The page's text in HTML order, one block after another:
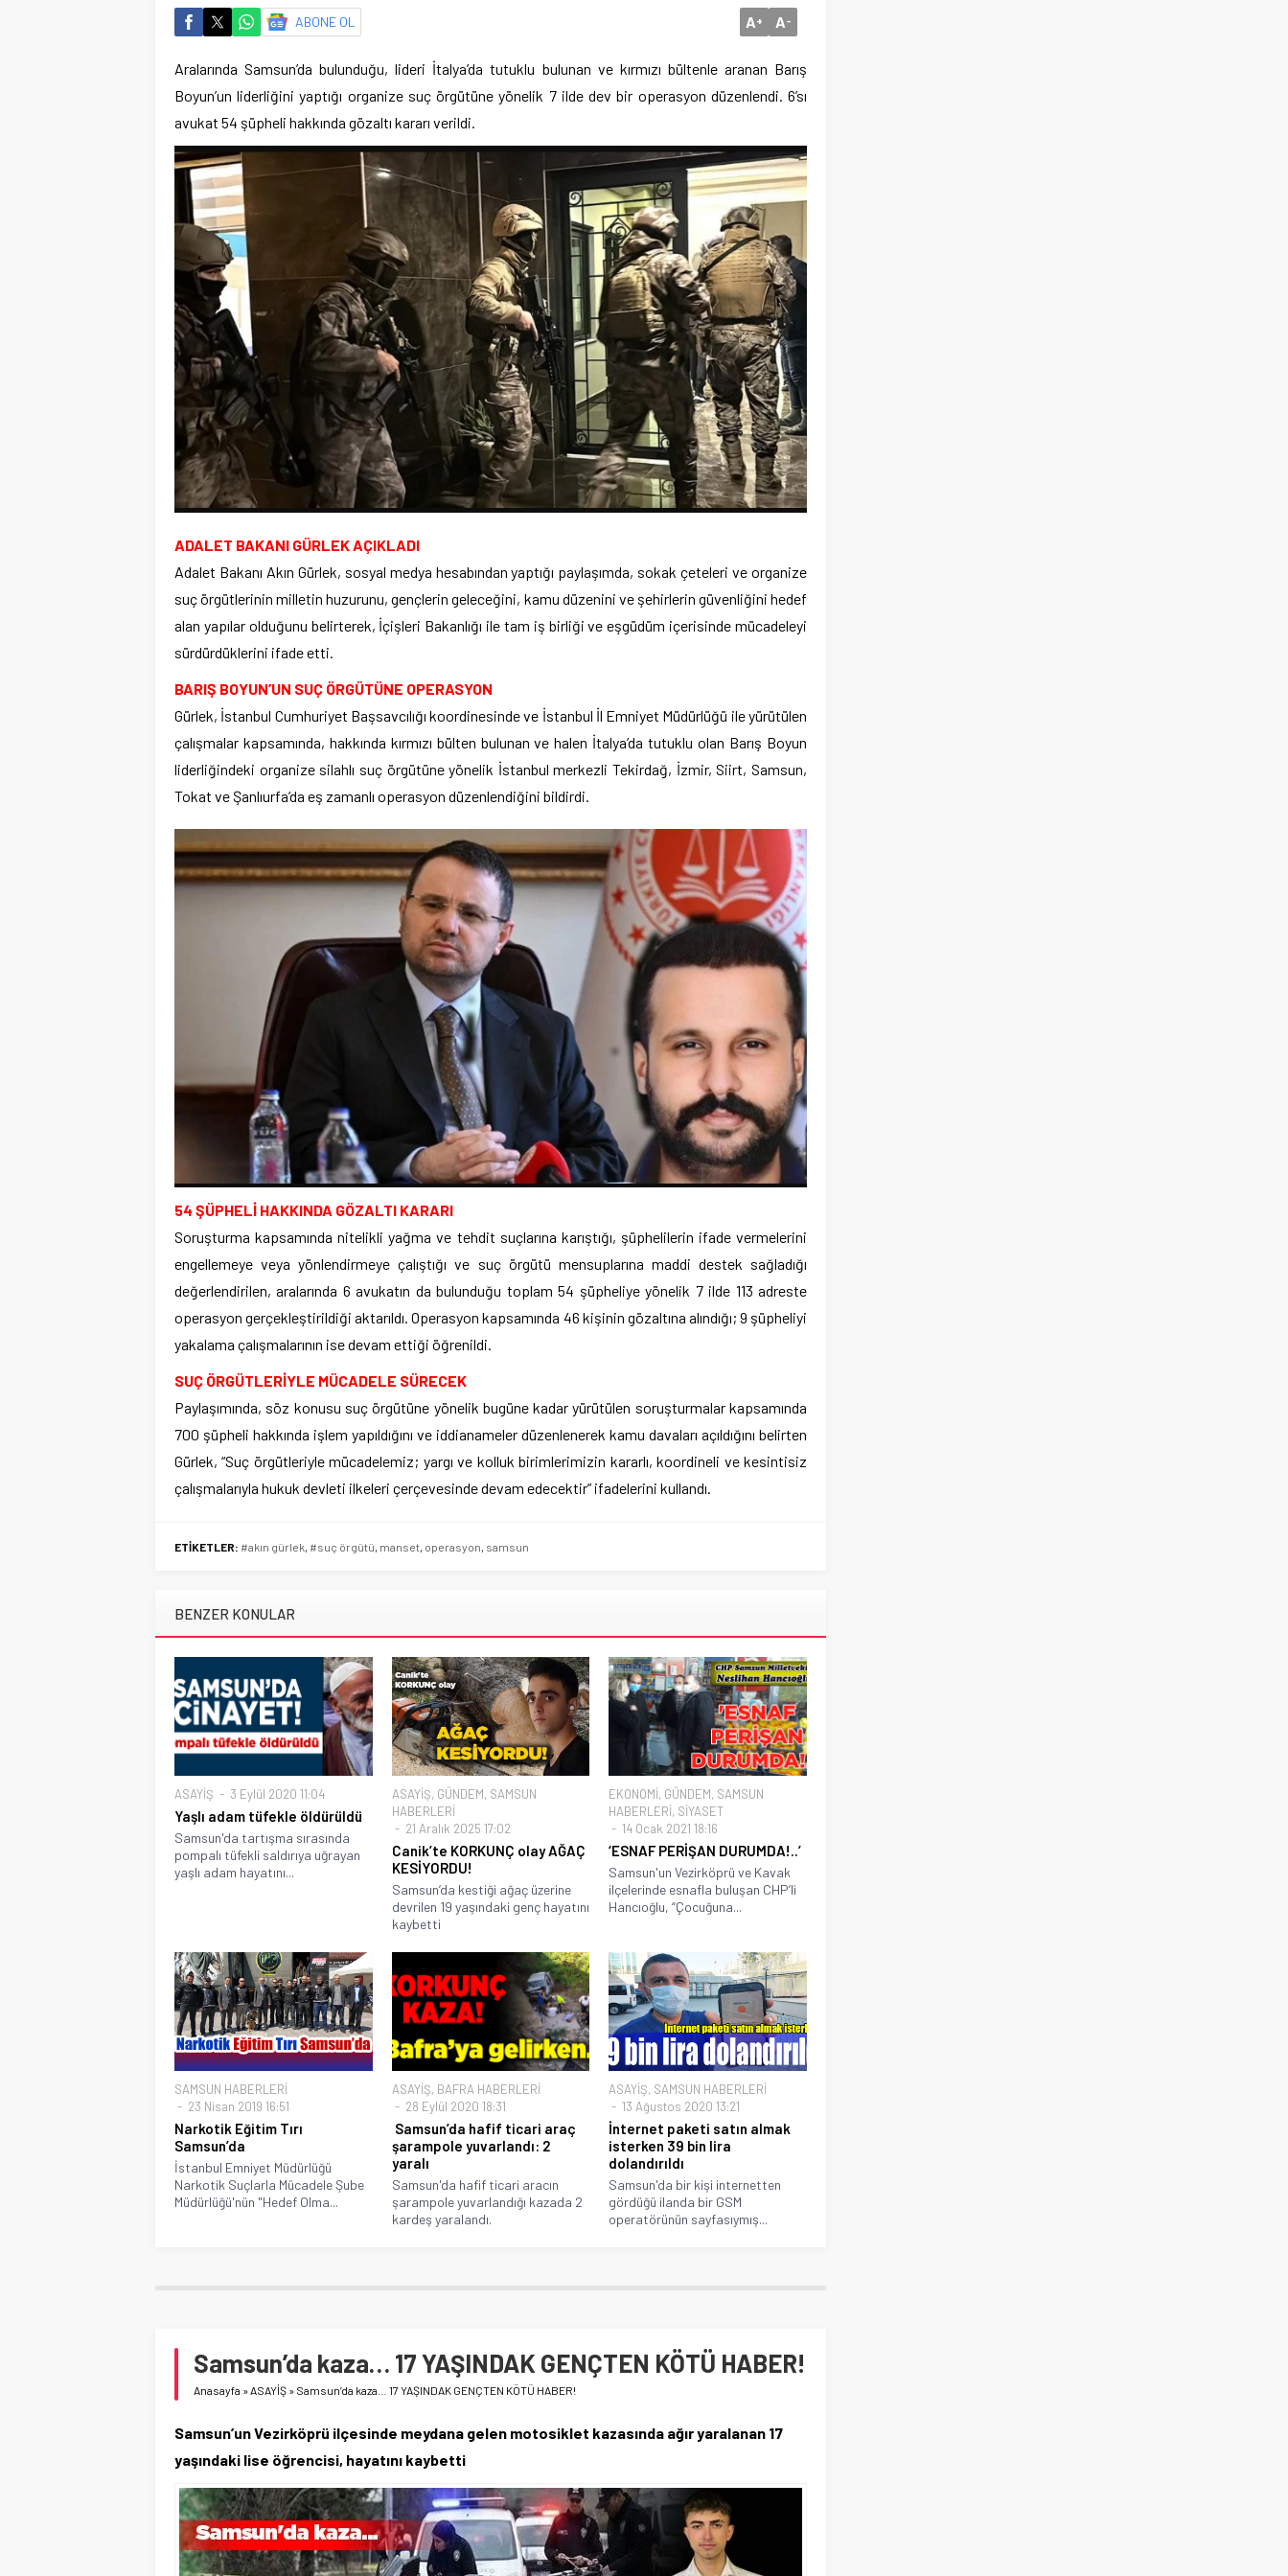
ABONE OL A+ A-
Aralarında Samsun’da bulunduğu, lideri İtalya’da tutuklu bulunan ve kırmızı bültenle aranan Barış
Boyun’un liderliğini yaptığı organize suç örgütüne yönelik 7 ilde dev bir operasyon düzenlendi. 6’sı
avukat 54 şüpheli hakkında gözaltı kararı verildi.
ADALET BAKANI GÜRLEK AÇIKLADI
Adalet Bakanı Akın Gürlek, sosyal medya hesabından yaptığı paylaşımda, sokak çeteleri ve organize
suç örgütlerinin milletin huzurunu, gençlerin geleceğini, kamu düzenini ve şehirlerin güvenliğini hedef
alan yapılar olduğunu belirterek, İçişleri Bakanlığı ile tam iş birliği ve eşgüdüm içerisinde mücadeleyi
sürdürdüklerini ifade etti.
BARIŞ BOYUN’UN SUÇ ÖRGÜTÜNE OPERASYON
Gürlek, İstanbul Cumhuriyet Başsavcılığı koordinesinde ve İstanbul İl Emniyet Müdürlüğü ile yürütülen
çalışmalar kapsamında, hakkında kırmızı bülten bulunan ve halen İtalya’da tutuklu olan Barış Boyun
liderliğindeki organize silahlı suç örgütüne yönelik İstanbul merkezli Tekirdağ, İzmir, Siirt, Samsun,
Tokat ve Şanlıurfa’da eş zamanlı operasyon düzenlendiğini bildirdi.
54 ŞÜPHELİ HAKKINDA GÖZALTI KARARI
Soruşturma kapsamında nitelikli yağma ve tehdit suçlarına karıştığı, şüphelilerin ifade vermelerini
engellemeye veya yönlendirmeye çalıştığı ve suç örgütü mensuplarına maddi destek sağladığı
değerlendirilen, aralarında 6 avukatın da bulunduğu toplam 54 şüpheliye yönelik 7 ilde 113 adreste
operasyon gerçekleştirildiği aktarıldı. Operasyon kapsamında 46 kişinin gözaltına alındığı; 9 şüpheliyi
yakalama çalışmalarının ise devam ettiği öğrenildi.
SUÇ ÖRGÜTLERİYLE MÜCADELE SÜRECEK
Paylaşımında, söz konusu suç örgütüne yönelik bugüne kadar yürütülen soruşturmalar kapsamında
700 şüpheli hakkında işlem yapıldığını ve iddianameler düzenlenerek kamu davaları açıldığını belirten
Gürlek, “Suç örgütleriyle mücadelemiz; yargı ve kolluk birimlerimizin kararlı, koordineli ve kesintisiz
çalışmalarıyla hukuk devleti ilkeleri çerçevesinde devam edecektir” ifadelerini kullandı.
ETİKETLER: #akın gürlek, #suç örgütü, manset, operasyon, samsun
BENZER KONULAR
ASAYİŞ 3 Eylül 2020 11:04
Yaşlı adam tüfekle öldürüldü
Samsun'da tartışma sırasında
pompalı tüfekli saldırıya uğrayan
yaşlı adam hayatını...
ASAYİŞ, GÜNDEM, SAMSUN
HABERLERİ
21 Aralık 2025 17:02
Canik’te KORKUNÇ olay AĞAÇ
KESİYORDU!
Samsun’da kestiği ağaç üzerine
devrilen 19 yaşındaki genç hayatını
kaybetti
EKONOMİ, GÜNDEM, SAMSUN
HABERLERİ, SİYASET
14 Ocak 2021 18:16
‘ESNAF PERİŞAN DURUMDA!..’
Samsun'un Vezirköprü ve Kavak
ilçelerinde esnafla buluşan CHP’li
Hancıoğlu, “Çocuğuna...
SAMSUN HABERLERİ
23 Nisan 2019 16:51
Narkotik Eğitim Tırı
Samsun’da
İstanbul Emniyet Müdürlüğü
Narkotik Suçlarla Mücadele Şube
Müdürlüğü'nün "Hedef Olma...
ASAYİŞ, BAFRA HABERLERİ
28 Eylül 2020 18:31
Samsun’da hafif ticari araç
şarampole yuvarlandı: 2
yaralı
Samsun'da hafif ticari aracın
şarampole yuvarlandığı kazada 2
kardeş yaralandı.
ASAYİŞ, SAMSUN HABERLERİ
13 Ağustos 2020 13:21
İnternet paketi satın almak
isterken 39 bin lira
dolandırıldı
Samsun'da bir kişi internetten
gördüğü ilanda bir GSM
operatörünün sayfasıymış...
Samsun’da kaza… 17 YAŞINDAK GENÇTEN KÖTÜ HABER!
Anasayfa »ASAYİŞ » Samsun’da kaza… 17 YAŞINDAK GENÇTEN KÖTÜ HABER!
Samsun’un Vezirköprü ilçesinde meydana gelen motosiklet kazasında ağır yaralanan 17
yaşındaki lise öğrencisi, hayatını kaybetti